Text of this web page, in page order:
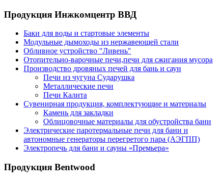
Продукция Инжкомцентр ВВД
Баки для воды и стартовые элементы
Модульные дымоходы из нержавеющей стали
Обливное устройство "Ливень"
Отопительно-варочные печи,печи для сжигания мусора
Производство дровяных печей для бань и саун
Печи из чугуна Сударушка
Металлические печи
Печи Калита
Сувенирная продукция, комплектующие и материалы
Камень для закладки
Облицовочные материалы для обустройства бани
Электрические паротермальные печи для бани и
автономные генераторы перегретого пара (АЭГПП)
Электропечь для бани и сауны «Премьера»
Продукция Bentwood